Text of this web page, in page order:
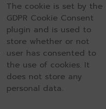
The cookie is set by the
GDPR Cookie Consent
plugin and is used to
store whether or not
user has consented to
the use of cookies. It
does not store any
personal data.